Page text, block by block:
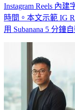
Instagram Reels 內
時間。本文示範 IG
用 Subanana 5 分鐘